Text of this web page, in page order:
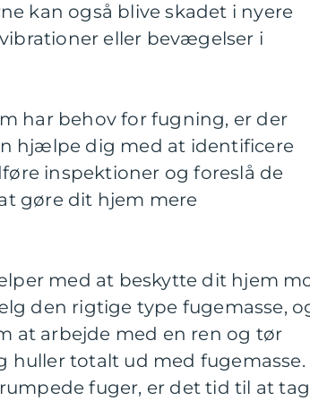
kan også blive skadet i nyere
eller bevægelser i
har behov for fugning, er der
hjælpe dig med at identificere
inspektioner og foreslå de
gøre dit hjem mere
med at beskytte dit hjem
den rigtige type fugemasse,
at arbejde med en ren og tør
huller totalt ud med fugemasse.
fuger, er det tid til at